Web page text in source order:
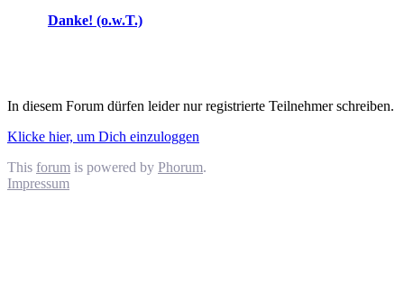
Danke! (o.w.T.)
In diesem Forum dürfen leider nur registrierte Teilnehmer schreiben.
Klicke hier, um Dich einzuloggen
This forum is powered by Phorum.
Impressum